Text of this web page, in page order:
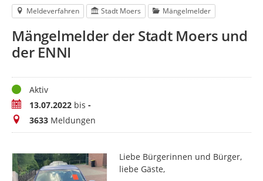
Meldeverfahren Stadt Moers Mängelmelder
Mängelmelder der Stadt Moers und
der ENNI
StatusAktiv
Zeitraum13.07.2022 bis -
Meldungen
3633 Meldungen
Liebe Bürgerinnen und Bürger,
liebe Gäste,